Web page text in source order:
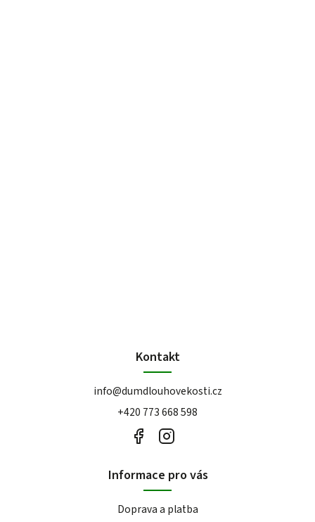
Kontakt
info@dumdlouhovekosti.cz
+420 773 668 598
Informace pro vás
Doprava a platba